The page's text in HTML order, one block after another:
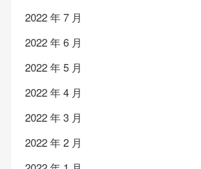
2022 年 7 月
2022 年 6 月
2022 年 5 月
2022 年 4 月
2022 年 3 月
2022 年 2 月